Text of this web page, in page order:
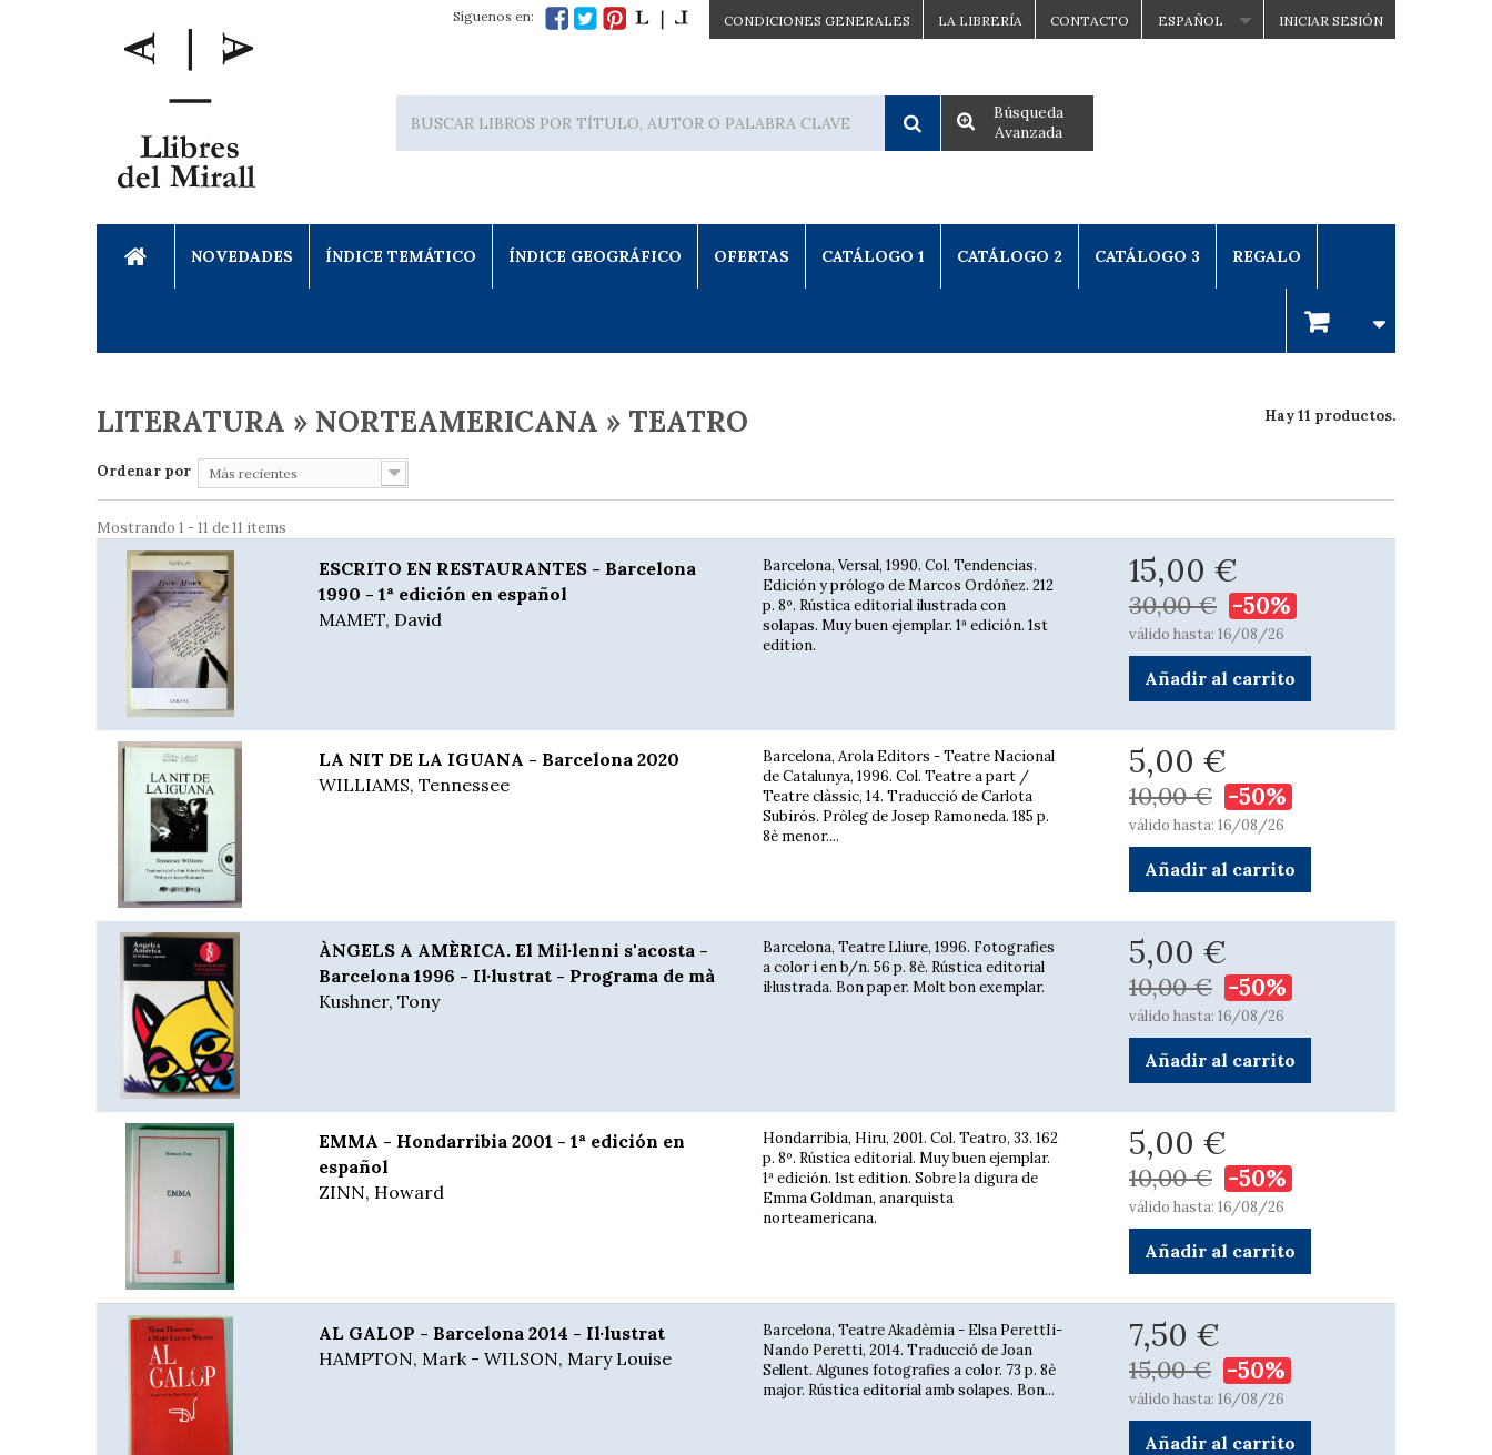
INICIAR SESIÓN
ESPAÑOL
CONTACTO
LA LIBRERÍA
CONDICIONES GENERALES
Síguenos en:
Búsqueda
Avanzada
NOVEDADES ÍNDICE TEMÁTICO ÍNDICE GEOGRÁFICO OFERTAS CATÁLOGO 1 CATÁLOGO 2 CATÁLOGO 3 REGALO
LITERATURA » NORTEAMERICANA » TEATRO Hay 11 productos.
Ordenar por Más recientes
Mostrando 1 - 11 de 11 items
ESCRITO EN RESTAURANTES - Barcelona
1990 - 1ª edición en español
MAMET, David
Barcelona, Versal, 1990. Col. Tendencias.
Edición y prólogo de Marcos Ordóñez. 212
p. 8º. Rústica editorial ilustrada con
solapas. Muy buen ejemplar. 1ª edición. 1st
edition.
15,00 €
30,00 € -50%
válido hasta: 16/08/26
Añadir al carrito
LA NIT DE LA IGUANA - Barcelona 2020
WILLIAMS, Tennessee
Barcelona, Arola Editors - Teatre Nacional
de Catalunya, 1996. Col. Teatre a part /
Teatre clàssic, 14. Traducció de Carlota
Subirós. Pròleg de Josep Ramoneda. 185 p.
8è menor....
5,00 €
10,00 € -50%
válido hasta: 16/08/26
Añadir al carrito
ÀNGELS A AMÈRICA. El Mil·lenni s'acosta -
Barcelona 1996 - Il·lustrat - Programa de mà
Kushner, Tony
Barcelona, Teatre Lliure, 1996. Fotografies
a color i en b/n. 56 p. 8è. Rústica editorial
il·lustrada. Bon paper. Molt bon exemplar.
5,00 €
10,00 € -50%
válido hasta: 16/08/26
Añadir al carrito
EMMA - Hondarribia 2001 - 1ª edición en
español
ZINN, Howard
Hondarribia, Hiru, 2001. Col. Teatro, 33. 162
p. 8º. Rústica editorial. Muy buen ejemplar.
1ª edición. 1st edition. Sobre la digura de
Emma Goldman, anarquista
norteamericana.
5,00 €
10,00 € -50%
válido hasta: 16/08/26
Añadir al carrito
AL GALOP - Barcelona 2014 - Il·lustrat
HAMPTON, Mark - WILSON, Mary Louise
Barcelona, Teatre Akadèmia - Elsa PerettIi-
Nando Peretti, 2014. Traducció de Joan
Sellent. Algunes fotografies a color. 73 p. 8è
major. Rústica editorial amb solapes. Bon...
7,50 €
15,00 € -50%
válido hasta: 16/08/26
Añadir al carrito